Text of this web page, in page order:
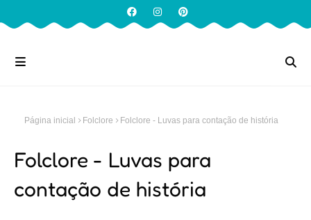
Página inicial Folclore Folclore - Luvas para contação de história
Folclore - Luvas para
contação de história